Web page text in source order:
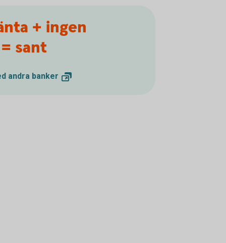
+ ingen
sant
andra banker